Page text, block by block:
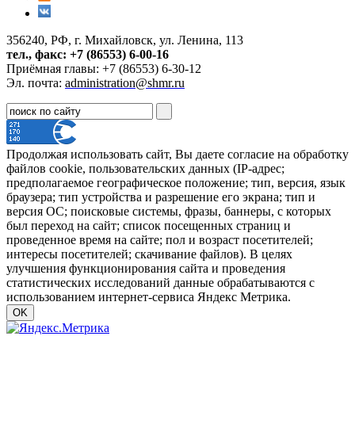
356240, РФ, г. Михайловск, ул. Ленина, 113
тел., факс: +7 (86553) 6-00-16
Приёмная главы: +7 (86553) 6-30-12
Эл. почта: administration@shmr.ru
Продолжая использовать сайт, Вы даете согласие на обработку
файлов cookie, пользовательских данных (IP-адрес;
предполагаемое географическое положение; тип, версия, язык
браузера; тип устройства и разрешение его экрана; тип и
версия ОС; поисковые системы, фразы, баннеры, с которых
был переход на сайт; список посещенных страниц и
проведенное время на сайте; пол и возраст посетителей;
интересы посетителей; скачивание файлов). В целях
улучшения функционирования сайта и проведения
статистических исследований данные обрабатываются с
использованием интернет-сервиса Яндекс Метрика.
OK